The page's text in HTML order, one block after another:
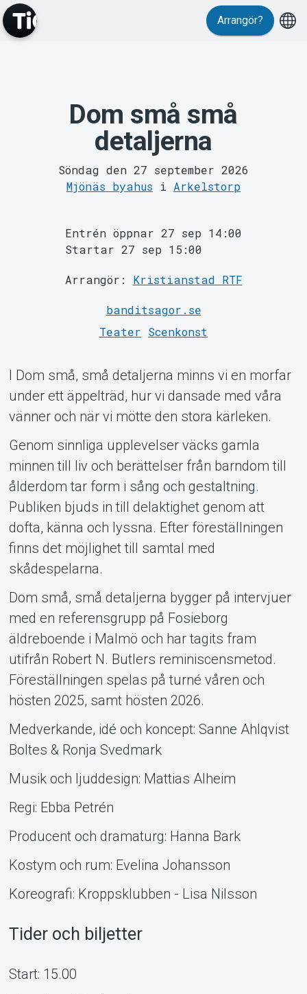
Evenemang
MyTickster
Support
Om Tickster
Arrangör?
Dom små små
detaljerna
Söndag den 27 september 2026
Mjönäs byahus i Arkelstorp
Entrén öppnar 27 sep 14:00
Startar 27 sep 15:00
Arrangör: Kristianstad RTF
banditsagor.se
Teater Scenkonst
I Dom små, små detaljerna minns vi en morfar
under ett äppelträd, hur vi dansade med våra
vänner och när vi mötte den stora kärleken.
Genom sinnliga upplevelser väcks gamla
minnen till liv och berättelser från barndom till
ålderdom tar form i sång och gestaltning.
Publiken bjuds in till delaktighet genom att
dofta, känna och lyssna. Efter föreställningen
finns det möjlighet till samtal med
skådespelarna.
Dom små, små detaljerna bygger på intervjuer
med en referensgrupp på Fosieborg
äldreboende i Malmö och har tagits fram
utifrån Robert N. Butlers reminiscensmetod.
Föreställningen spelas på turné våren och
hösten 2025, samt hösten 2026.
Medverkande, idé och koncept: Sanne Ahlqvist
Boltes & Ronja Svedmark
Musik och ljuddesign: Mattias Alheim
Regi: Ebba Petrén
Producent och dramaturg: Hanna Bark
Kostym och rum: Evelina Johansson
Koreografi: Kroppsklubben - Lisa Nilsson
Tider och biljetter
Start: 15.00